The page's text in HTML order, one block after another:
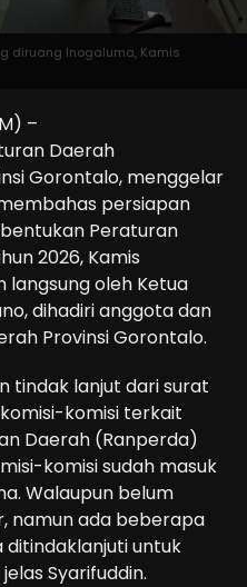
diruang Inogaluma, Kamis
–
Daerah
Gorontalo, menggelar
persiapan
Peraturan
2026, Kamis
oleh Ketua
dihadiri anggota dan
Provinsi Gorontalo.
tindak lanjut dari surat
komisi terkait
Daerah (Ranperda)
komisi sudah masuk
Walaupun belum
namun ada beberapa
untuk
Syarifuddin.